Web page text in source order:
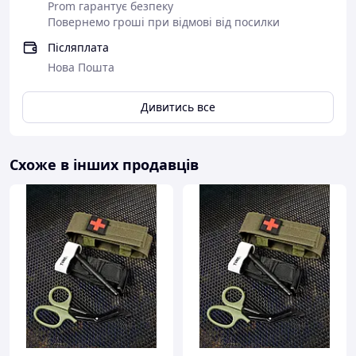
Особливості:
Віідзначена як один із «10 найкращих
винаходів» армії США
Офіційний джгут армії США
Використовується як звичайними силами,
так і силами спеціальних операцій
Інститут хірургічних досліджень армії
США підтвердив свою 100% ефективність у
Prom гарантує безпеку
Повернемо гроші при відмові від посилки
Післяплата
Нова Пошта
Дивитись все
Схоже в інших продавців